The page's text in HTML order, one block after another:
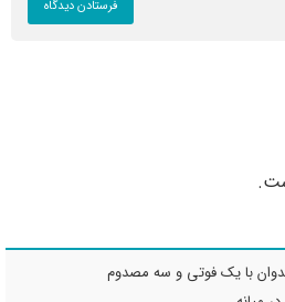
با یک فوتی و سه مصدوم